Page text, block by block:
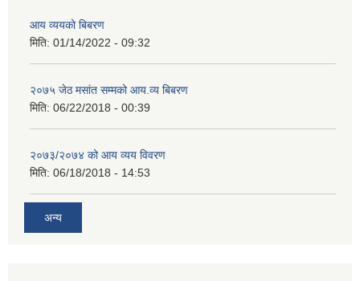
आय व्ययको बिबरण
मिति: 01/14/2022 - 09:32
२०७५ जेठ मसांत सम्मको आय.व्य बिबरण
मिति: 06/22/2018 - 00:39
२०७३/२०७४ को आय व्यय विवरण
मिति: 06/18/2018 - 14:53
अन्य